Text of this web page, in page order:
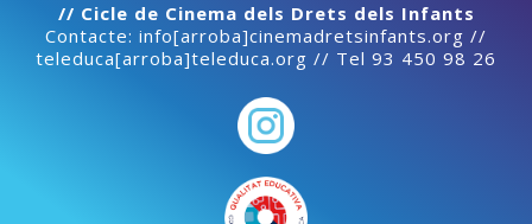
// Cicle de Cinema dels Drets dels Infants
Contacte: info[arroba]cinemadretsinfants.org //
teleduca[arroba]teleduca.org // Tel 93 450 98 26